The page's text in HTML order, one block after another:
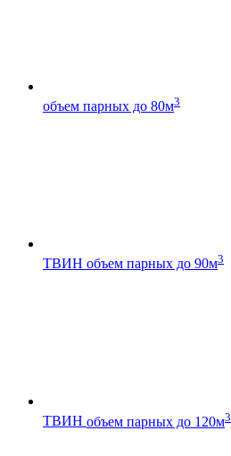
объем парных до 80м3
ТВИН объем парных до 90м3
ТВИН объем парных до 120м3